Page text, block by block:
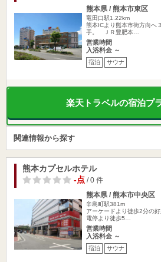
熊本県 / 熊本市東区
竜田口駅1.22km
熊本ICより熊本市街方向へ
手。 ＪＲ豊肥本…
営業時間
入浴料金 ～
宿泊 サウナ
楽天トラベルの宿泊プ
関連情報から探す
熊本カプセルホテル
-点/ 0 件
熊本県 / 熊本市中央区
辛島町駅381m
アーケードより徒歩2分の
電停より徒歩5…
営業時間
入浴料金 ～
宿泊 サウナ